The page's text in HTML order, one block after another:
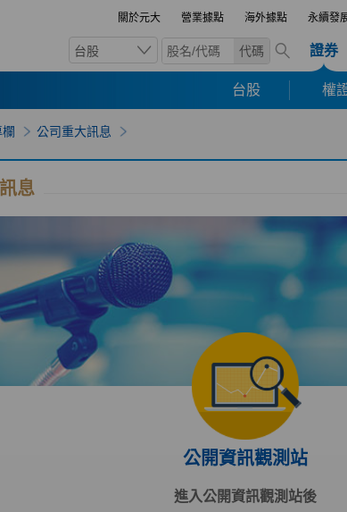
關於元大 營業據點 海外據點 永續發
台股 代碼 證券
台股 權
公司重大訊息
息
公開資訊觀測站
進入公開資訊觀測站後